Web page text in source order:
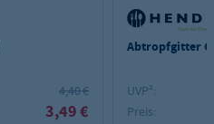
4,40 €
3,49 €
Abtropfgitter
UVP²:
Preis: